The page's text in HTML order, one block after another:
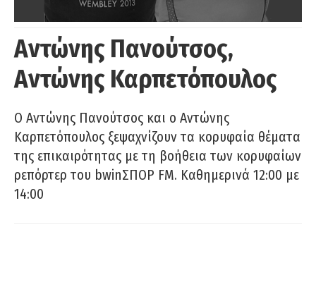
Αντώνης Πανούτσος,
Αντώνης Καρπετόπουλος
Ο Αντώνης Πανούτσος και ο Αντώνης
Καρπετόπουλος ξεψαχνίζουν τα κορυφαία θέματα
της επικαιρότητας με τη βοήθεια των κορυφαίων
ρεπόρτερ του bwinΣΠΟΡ FM. Καθημερινά 12:00 με
14:00